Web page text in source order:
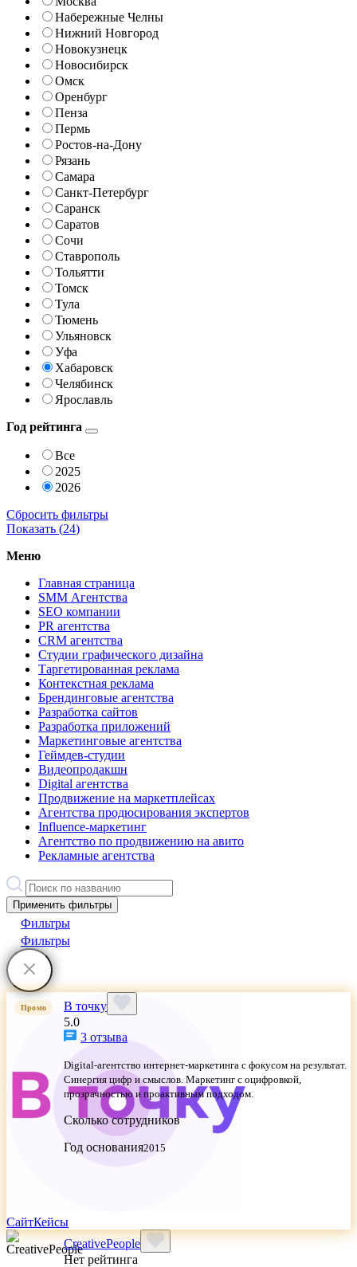
Набережные Челны
Нижний Новгород
Новокузнецк
Новосибирск
Омск
Оренбург
Пенза
Пермь
Ростов-на-Дону
Рязань
Самара
Санкт-Петербург
Саранск
Саратов
Сочи
Ставрополь
Тольятти
Томск
Тула
Тюмень
Ульяновск
Уфа
Хабаровск
Челябинск
Ярославль
Год рейтинга
Все
2025
2026
Сбросить фильтры
Показать (24)
Меню
Главная страница
SMM Агентства
SEO компании
PR агентства
CRM агентства
Студии графического дизайна
Таргетированная реклама
Контекстная реклама
Брендинговые агентства
Разработка сайтов
Разработка приложений
Маркетинговые агентства
Геймдев-студии
Видеопродакшн
Digital агентства
Продвижение на маркетплейсах
Агентства продюсирования экспертов
Influence-маркетинг
Агентство по продвижению на авито
Рекламные агентства
Применить фильтры
Фильтры
Фильтры
Промо
В точку
5.0
3 отзыва
Digital-агентство интернет-маркетинга с фокусом на результат.
Синергия цифр и смыслов. Маркетинг с оцифровкой,
прозрачностью и проактивным подходом.
Сколько сотрудников
Год основания2015
СайтКейсы
CreativePeople
Нет рейтинга